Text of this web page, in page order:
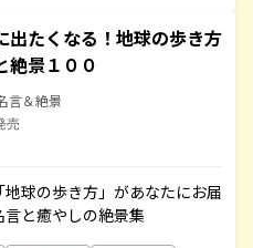
出たくなる！地球の歩き方
絶景１００
言＆絶景
売
球の歩き方」があなたにお届
と癒やしの絶景集